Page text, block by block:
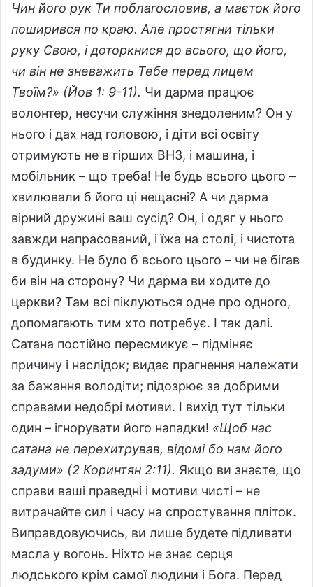
Чин його рук Ти поблагословив, а маєток його
поширився по краю. Але простягни тільки
руку Свою, і доторкнися до всього, що його,
чи він не зневажить Тебе перед лицем
Твоїм?» (Йов 1: 9-11). Чи дарма працює
волонтер, несучи служіння знедоленим? Он у
нього і дах над головою, і діти всі освіту
отримують не в гірших ВНЗ, і машина, і
мобільник – що треба! Не будь всього цього –
хвилювали б його ці нещасні? А чи дарма
вірний дружині ваш сусід? Он, і одяг у нього
завжди напрасований, і їжа на столі, і чистота
в будинку. Не було б всього цього – чи не бігав
би він на сторону? Чи дарма ви ходите до
церкви? Там всі піклуються одне про одного,
допомагають тим хто потребує. І так далі.
Сатана постійно пересмикує – підміняє
причину і наслідок; видає прагнення належати
за бажання володіти; підозрює за добрими
справами недобрі мотиви. І вихід тут тільки
один – ігнорувати його нападки! «Щоб нас
сатана не перехитрував, відомі бо нам його
задуми» (2 Коринтян 2:11). Якщо ви знаєте, що
справи ваші праведні і мотиви чисті – не
витрачайте сил і часу на спростування пліток.
Виправдовуючись, ви лише будете підливати
масла у вогонь. Ніхто не знає серця
людського крім самої людини і Бога. Перед